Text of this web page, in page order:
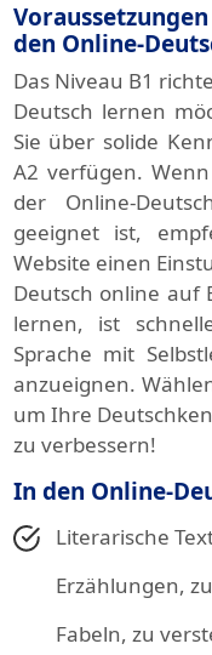
den Online-
Das Niveau B1
Deutsch lernen
Sie über solide
A2 verfügen.
der Online-
geeignet ist,
Website einen
Deutsch online auf
lernen, ist
Sprache mit
anzueignen.
um Ihre
zu verbessern!
In den Online-
Literarische
Erzählungen,
Fabeln, zu